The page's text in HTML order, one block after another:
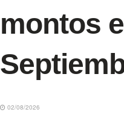
montos
02/08/2026